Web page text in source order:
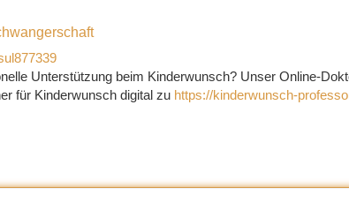
Unterstützung beim Kinderwunsch? Unser Online-
für Kinderwunsch digital zu https://kinderwunsch-